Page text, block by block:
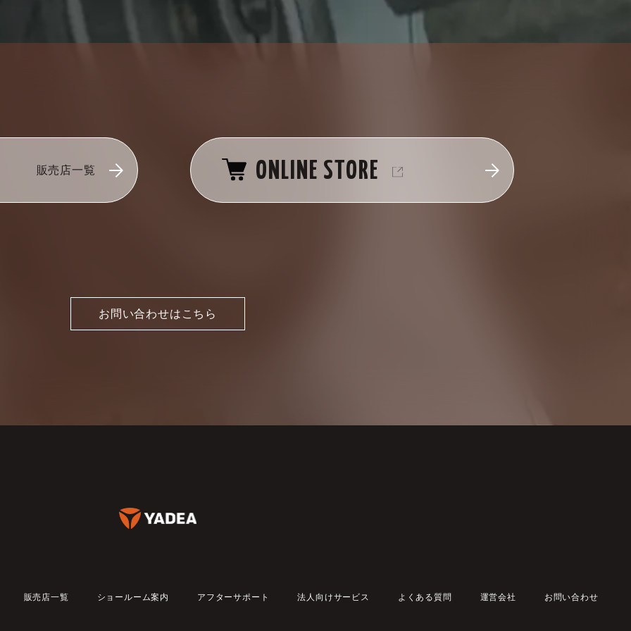
販売店一覧 ONLINE STORE
お問い合わせはこちら
販売店一覧 ショールーム案内 アフターサポート 法人向けサービス よくある質問 運営会社 お問い合わせ